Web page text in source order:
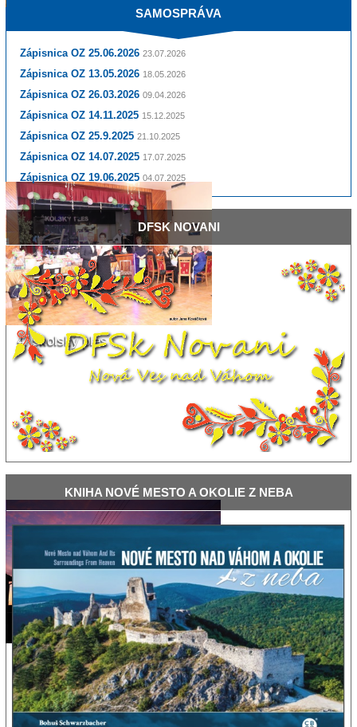
Hodová zábava 2019
4. školský ples
Za dedinou....
SAMOSPRÁVA
Zápisnica OZ 25.06.2026 23.07.2026
Zápisnica OZ 13.05.2026 18.05.2026
Zápisnica OZ 26.03.2026 09.04.2026
Zápisnica OZ 14.11.2025 15.12.2025
Zápisnica OZ 25.9.2025 21.10.2025
Zápisnica OZ 14.07.2025 17.07.2025
Zápisnica OZ 19.06.2025 04.07.2025
DFSKNOVANI
KNIHANOVÉ MESTO A OKOLIE Z NEBA